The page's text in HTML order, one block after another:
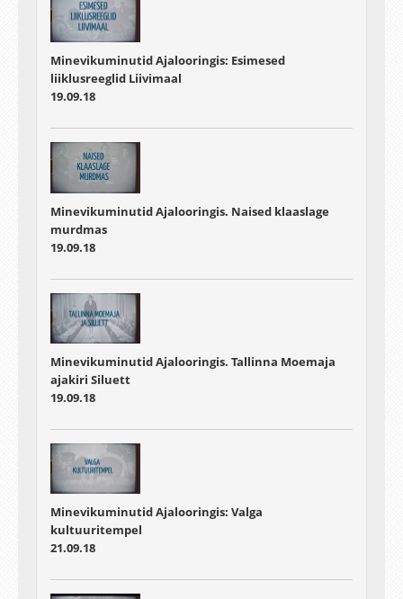
Minevikuminutid Ajalooringis: Esimesed
liiklusreeglid Liivimaal
19.09.18
Minevikuminutid Ajalooringis. Naised klaaslage
murdmas
19.09.18
Minevikuminutid Ajalooringis. Tallinna Moemaja
ajakiri Siluett
19.09.18
Minevikuminutid Ajalooringis: Valga
kultuuritempel
21.09.18